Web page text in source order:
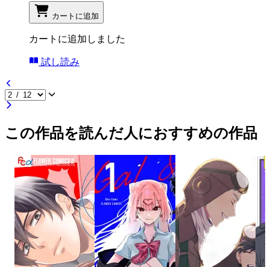
カートに追加
カートに追加しました
試し読み
この作品を読んだ人におすすめの作品